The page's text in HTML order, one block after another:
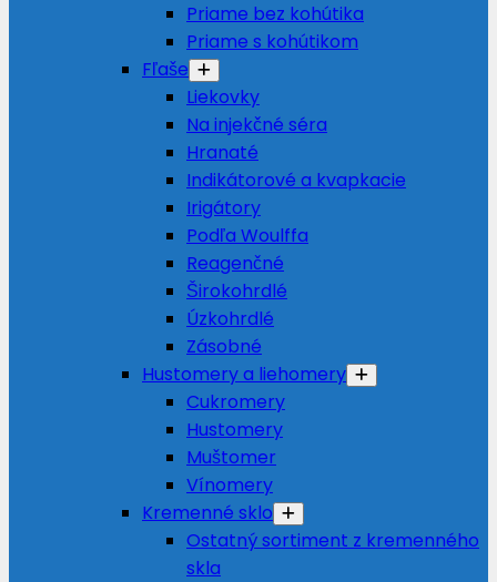
Priame bez kohútika
Priame s kohútikom
Fľaše
Liekovky
Na injekčné séra
Hranaté
Indikátorové a kvapkacie
Irigátory
Podľa Woulffa
Reagenčné
Širokohrdlé
Úzkohrdlé
Zásobné
Hustomery a liehomery
Cukromery
Hustomery
Muštomer
Vínomery
Kremenné sklo
Ostatný sortiment z kremenného
skla